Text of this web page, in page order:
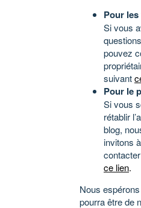
Pour
Si vous
pouvez
suivant
Pour le
Si vous
rétablir
blog,
invitons
ce lien.
Nous
pourra être de